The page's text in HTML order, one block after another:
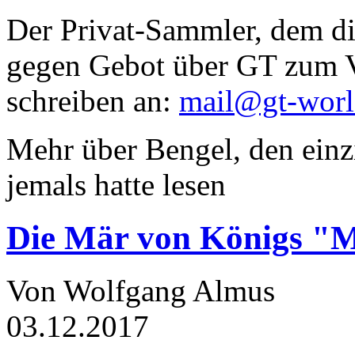
Der Privat-Sammler, dem
gegen Gebot über GT zum
schreiben an: mail@gt-
Mehr über Bengel, den
jemals hatte lesen
Die Mär von Königs
Von Wolfgang Almus
03.12.2017